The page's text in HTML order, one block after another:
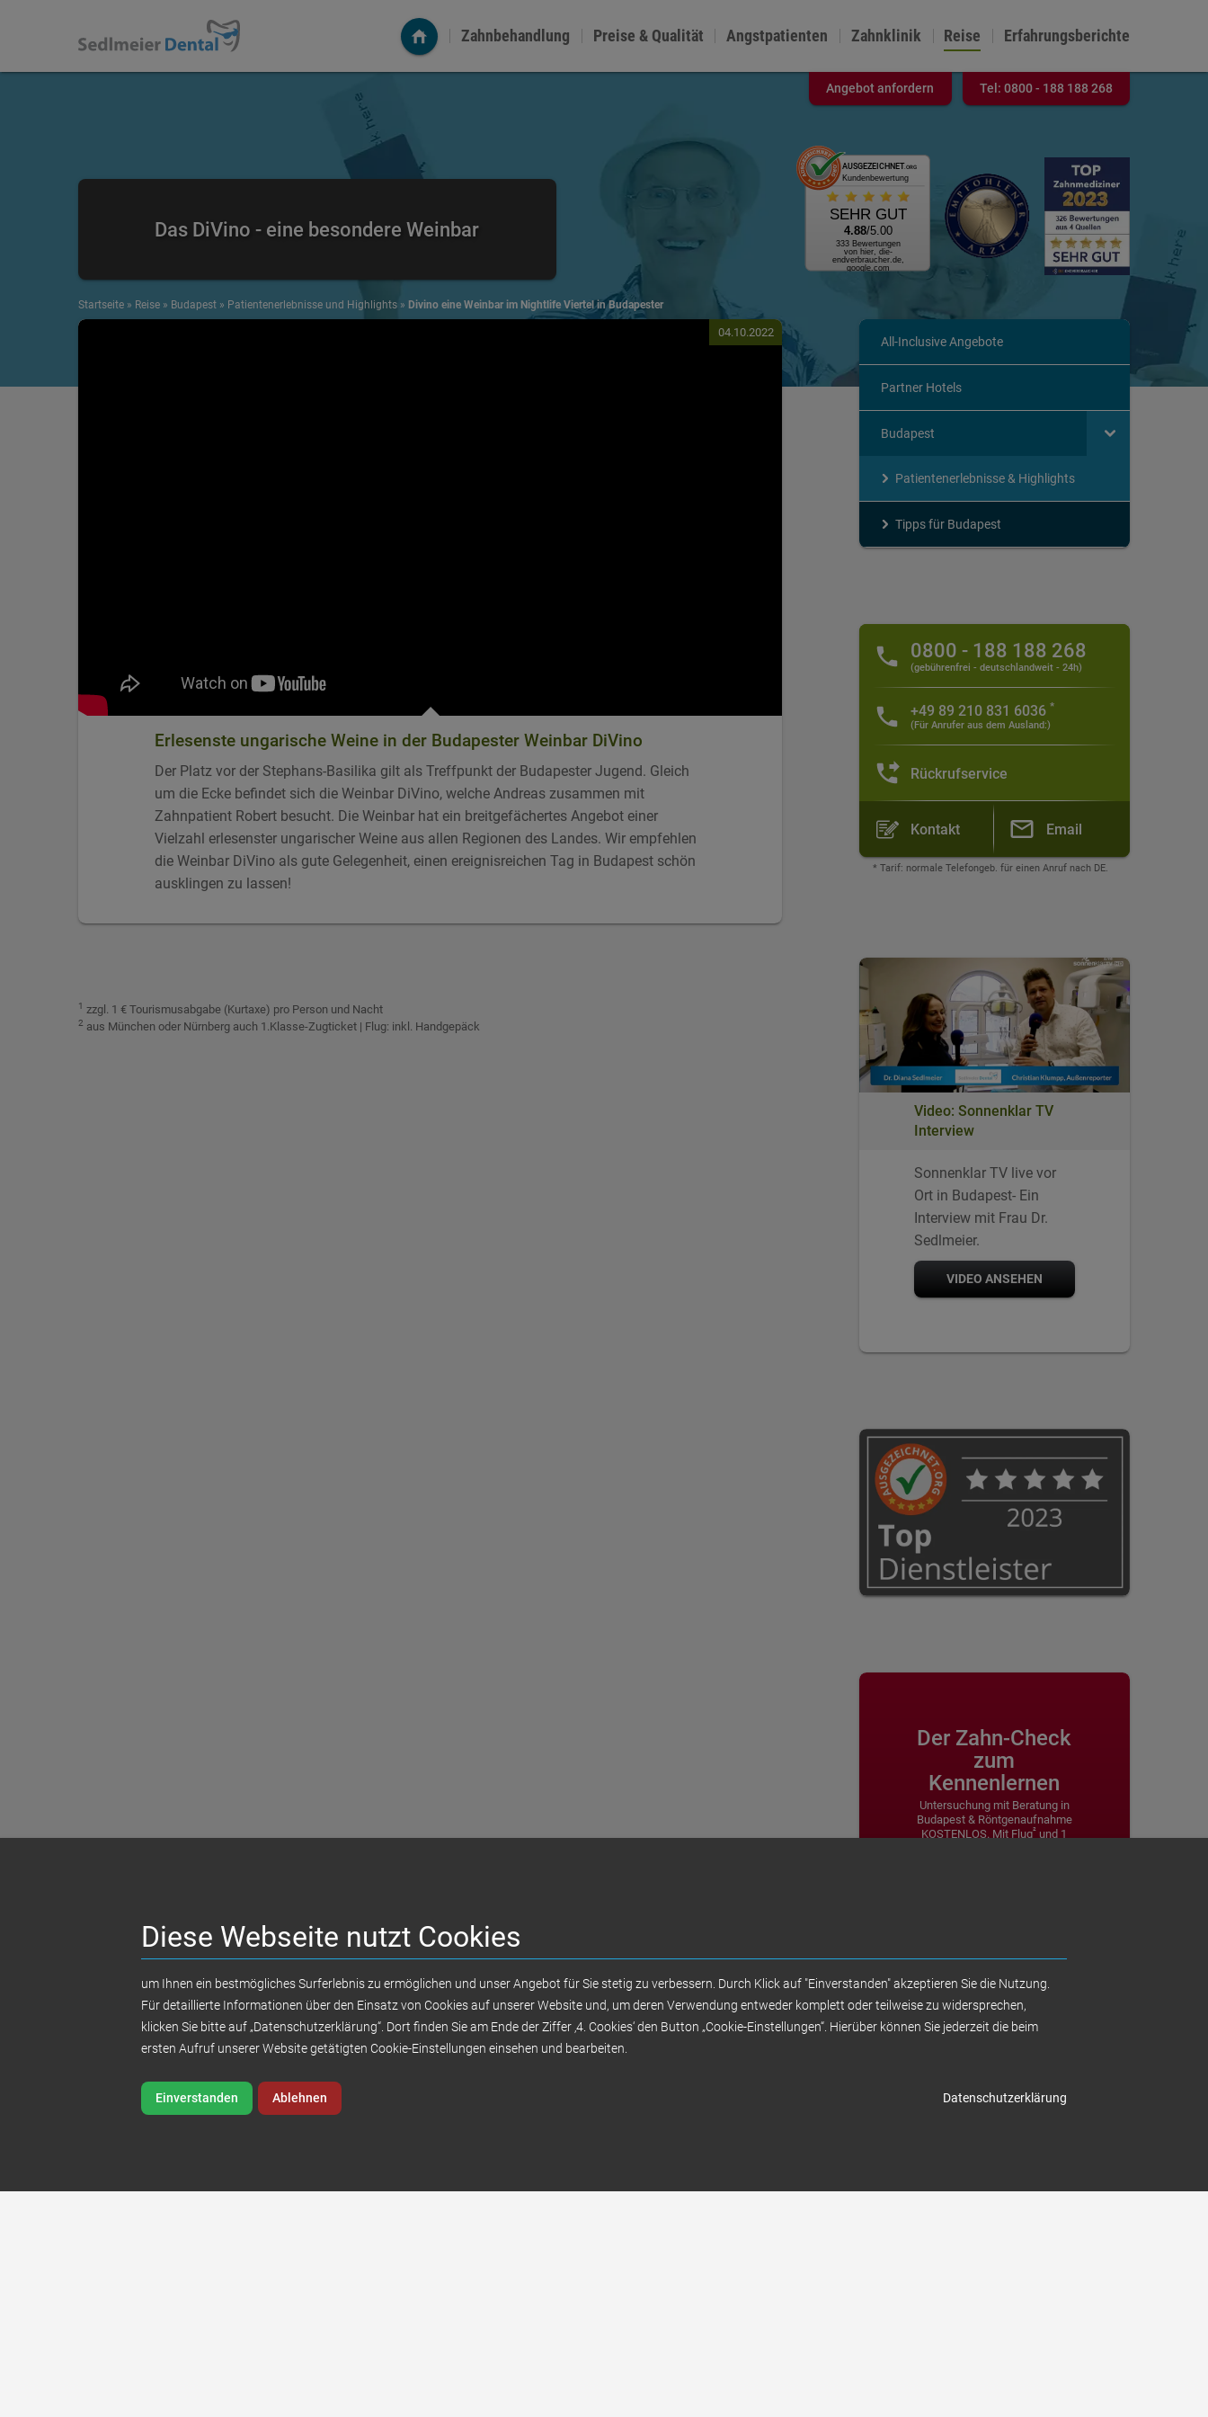
Angebot anfordern Tel: 0800 - 188 188 268
Zahnbehandlung Preise & Qualität Angstpatienten Zahnklinik Reise Erfahrungsberichte
Das DiVino - eine besondere Weinbar
AUSGEZEICHNET.ORG
Kundenbewertung
SEHR GUT
4.88/5.00
333 Bewertungen
von hier, die-
endverbraucher.de,
google.com
Startseite » Reise » Budapest » Patientenerlebnisse und Highlights » Divino eine Weinbar im Nightlife Viertel in Budapester
04.10.2022
Erlesenste ungarische Weine in der Budapester Weinbar DiVino
Der Platz vor der Stephans-Basilika gilt als Treffpunkt der Budapester Jugend. Gleich
um die Ecke befindet sich die Weinbar DiVino, welche Andreas zusammen mit
Zahnpatient Robert besucht. Die Weinbar hat ein breitgefächertes Angebot einer
Vielzahl erlesenster ungarischer Weine aus allen Regionen des Landes. Wir empfehlen
die Weinbar DiVino als gute Gelegenheit, einen ereignisreichen Tag in Budapest schön
ausklingen zu lassen!
All-Inclusive Angebote
Partner Hotels
Budapest
Patientenerlebnisse & Highlights
Tipps für Budapest
0800 - 188 188 268
(gebührenfrei - deutschlandweit - 24h)
+49 89 210 831 6036 *
(Für Anrufer aus dem Ausland:)
Rückrufservice
Kontakt Email
* Tarif: normale Telefongeb. für einen Anruf nach DE.
Video: Sonnenklar TV
Interview
Sonnenklar TV live vor
Ort in Budapest- Ein
Interview mit Frau Dr.
Sedlmeier.
VIDEO ANSEHEN
Der Zahn-Check
zum
Kennenlernen
Untersuchung mit Beratung in
Budapest & Röntgenaufnahme
KOSTENLOS. Mit Flug² und 1
Kennenlernangebot für 249,-Euro
mit Frühstück im 4* Hotel
Untersuchungszentren Deutschland
1 zzgl. 1 € Tourismusabgabe (Kurtaxe) pro Person und Nacht
2 aus München oder Nürnberg auch 1.Klasse-Zugticket | Flug: inkl. Handgepäck
Diese Webseite nutzt Cookies
um Ihnen ein bestmögliches Surferlebnis zu ermöglichen und unser Angebot für Sie stetig zu verbessern. Durch Klick auf "Einverstanden" akzeptieren Sie die Nutzung.
Für detaillierte Informationen über den Einsatz von Cookies auf unserer Website und, um deren Verwendung entweder komplett oder teilweise zu widersprechen,
klicken Sie bitte auf „Datenschutzerklärung“. Dort finden Sie am Ende der Ziffer ‚4. Cookies‘ den Button „Cookie-Einstellungen“. Hierüber können Sie jederzeit die beim
ersten Aufruf unserer Website getätigten Cookie-Einstellungen einsehen und bearbeiten.
Einverstanden Ablehnen Datenschutzerklärung
WDR-Reportage mit Doc Esser
Sedlmeier Dental im Test – Kostengünstigere
Behandlungen in Ungarn ebenbürtig mit